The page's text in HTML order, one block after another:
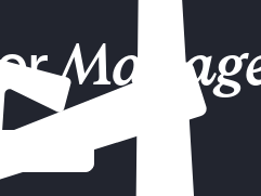
demo